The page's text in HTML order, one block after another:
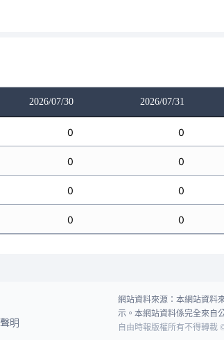
2026/07/30 2026/07/31
0 0
0 0
0 0
0 0
明
網站資料來源：本網站資料
示。本網站資料係完全來自
自由時報版權所有不得轉載